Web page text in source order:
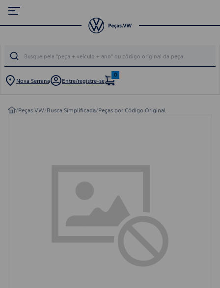
Nova Serrana Entre/registre-se
0
/Peças VW/Busca Simplificada/Peças por Código Original